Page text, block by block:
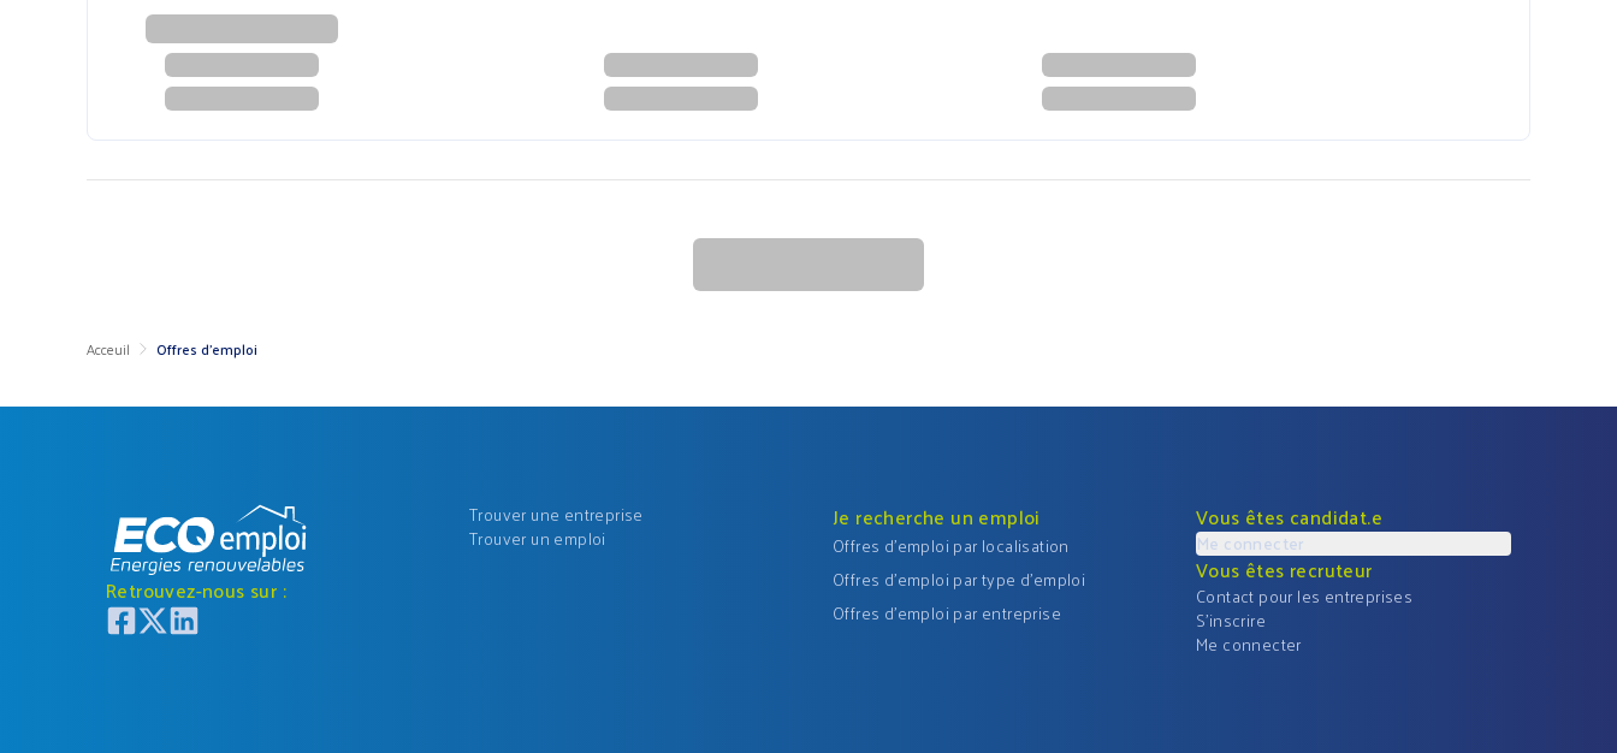
Acceuil Offres d'emploi
Retrouvez-nous sur :
Trouver une entreprise
Trouver un emploi
Je recherche un emploi
Offres d'emploi par localisation
Offres d'emploi par type d'emploi
Offres d'emploi par entreprise
Vous êtes candidat.e
Me connecter
Vous êtes recruteur
Contact pour les entreprises
S'inscrire
Me connecter